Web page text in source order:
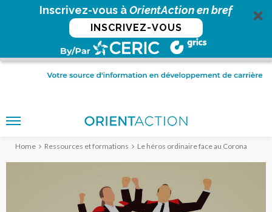
Inscrivez-vous àOrientAction en bref
INSCRIVEZ-VOUS
Home Ressources et formations Le héros ordinaire face au Corona